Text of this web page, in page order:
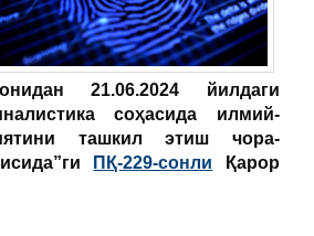
21.06.2024 йилдаги
соҳасида илмий-
ташкил этиш чора-
ПҚ-229-сонли Қарор